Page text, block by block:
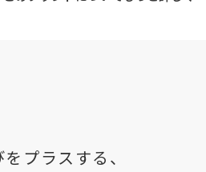
プラスする、